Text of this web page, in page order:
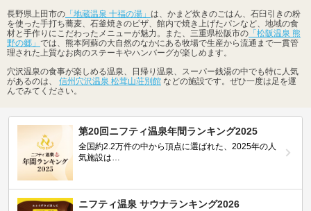
長野県上田市の 「地蔵温泉 十福の湯」 は、かまど炊きのごはん、石臼引きの粉
を使った手打ち蕎麦、石釜焼きのピザ、館内で焼き上げたパンなど、地域の食
材と手作りにこだわったメニューが魅力。また、三重県松阪市の 「松阪温泉 熊
野の郷」 では、熊本阿蘇の大自然のなかにある牧場で生産から流通まで一貫管
理された上質なお肉のステーキやハンバーグが楽しめます。
穴沢温泉の食事が楽しめる温泉、日帰り温泉、スーパー銭湯の中でも特に人気
があるのは、 信州穴沢温泉 松茸山荘別館 などの施設です。ぜひ一度は足を運
んでみてください。
第20回ニフティ温泉年間ランキング2025
全国約2.2万件の中から頂点に選ばれた、2025年の人
気施設は…
ニフティ温泉 サウナランキング2026